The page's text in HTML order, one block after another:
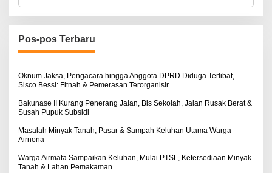
r
i
u
n
u
:
Pos-pos Terbaru
Oknum Jaksa, Pengacara hingga Anggota DPRD Diduga Terlibat,
Sisco Bessi: Fitnah & Pemerasan Terorganisir
Bakunase II Kurang Penerang Jalan, Bis Sekolah, Jalan Rusak Berat &
Susah Pupuk Subsidi
Masalah Minyak Tanah, Pasar & Sampah Keluhan Utama Warga
Airnona
Warga Airmata Sampaikan Keluhan, Mulai PTSL, Ketersediaan Minyak
Tanah & Lahan Pemakaman